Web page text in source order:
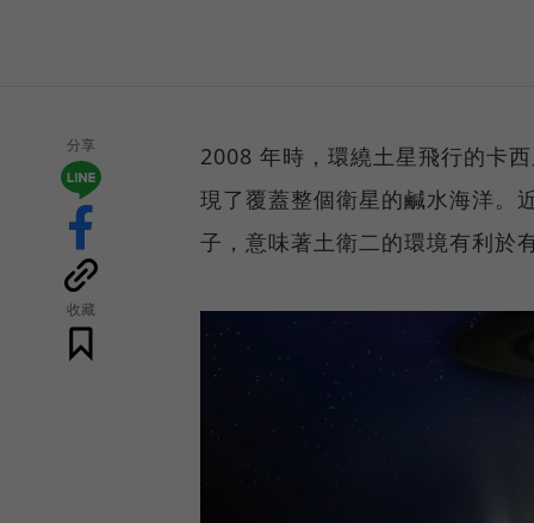
分享
收藏
2008 年時，環繞土星飛行的卡
現了覆蓋整個衛星的鹹水海洋。
子，意味著土衛二的環境有利於